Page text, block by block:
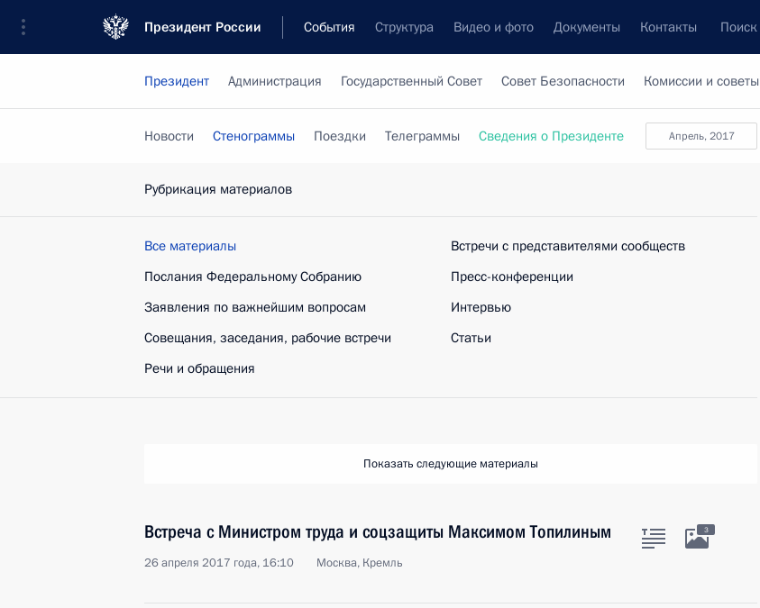
Президент России События Структура Видео и фото Документы Контакты Поиск
Президент Администрация Государственный Совет Совет Безопасности Комиссии и советы
апрель, 2017
Новости Стенограммы Поездки Телеграммы Сведения о Президенте
Рубрикация материалов
Все материалы
Послания Федеральному Собранию
Заявления по важнейшим вопросам
Совещания, заседания, рабочие встречи
Речи и обращения
Встречи с представителями сообществ
Пресс-конференции
Интервью
Статьи
Показать следующие материалы
Встреча с Министром труда и соцзащиты Максимом Топилиным
26 апреля 2017 года, 16:10 Москва, Кремль
3